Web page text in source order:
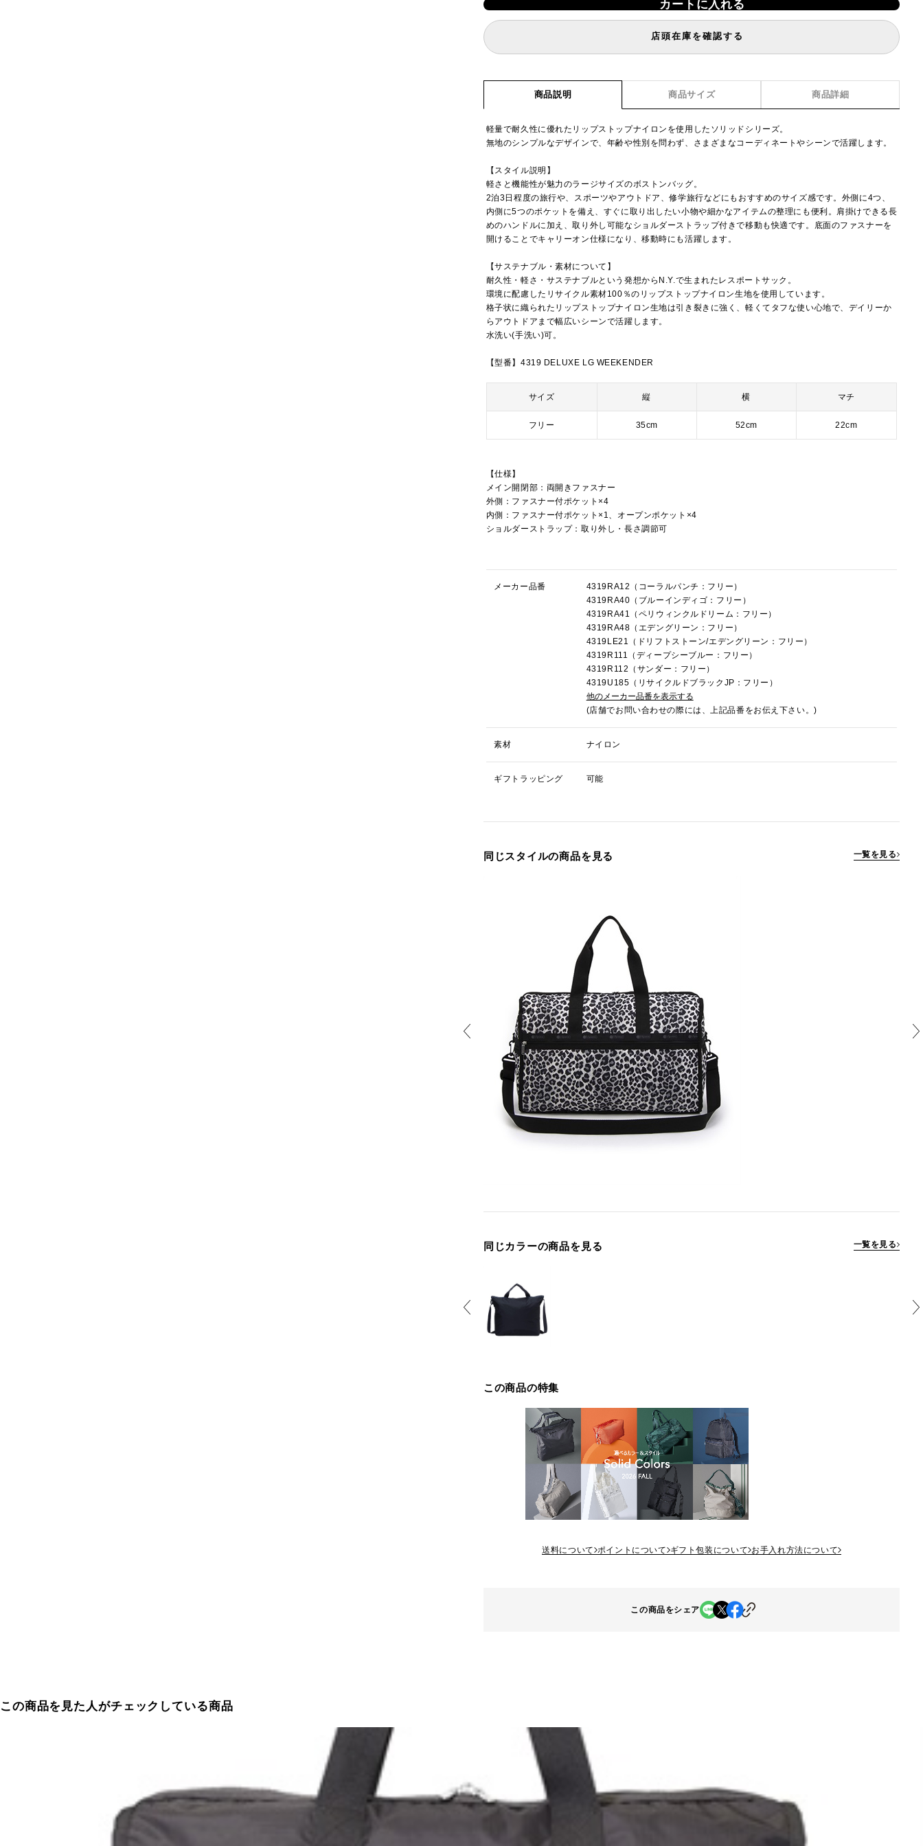
カートに入れる
店頭在庫を確認する
商品説明 商品サイズ 商品詳細
軽量で耐久性に優れたリップストップナイロンを使用したソリッドシリーズ。
無地のシンプルなデザインで、年齢や性別を問わず、さまざまなコーディネートやシーンで活躍します。
【スタイル説明】
軽さと機能性が魅力のラージサイズのボストンバッグ。
2泊3日程度の旅行や、スポーツやアウトドア、修学旅行などにもおすすめのサイズ感です。外側に4つ、
内側に5つのポケットを備え、すぐに取り出したい小物や細かなアイテムの整理にも便利。肩掛けできる長
めのハンドルに加え、取り外し可能なショルダーストラップ付きで移動も快適です。底面のファスナーを
開けることでキャリーオン仕様になり、移動時にも活躍します。
【サステナブル・素材について】
耐久性・軽さ・サステナブルという発想からN.Y.で生まれたレスポートサック。
環境に配慮したリサイクル素材100％のリップストップナイロン生地を使用しています。
格子状に織られたリップストップナイロン生地は引き裂きに強く、軽くてタフな使い心地で、デイリーか
らアウトドアまで幅広いシーンで活躍します。
水洗い(手洗い)可。
【型番】4319 DELUXE LG WEEKENDER
サイズ 縦 横 マチ
フリー 35cm 52cm 22cm
【仕様】
メイン開閉部：両開きファスナー
外側：ファスナー付ポケット×4
内側：ファスナー付ポケット×1、オープンポケット×4
ショルダーストラップ：取り外し・長さ調節可
メーカー品番
4319RA12（コーラルパンチ：フリー）
4319RA40（ブルーインディゴ：フリー）
4319RA41（ペリウィンクルドリーム：フリー）
4319RA48（エデングリーン：フリー）
4319LE21（ドリフトストーン/エデングリーン：フリー）
4319R111（ディープシーブルー：フリー）
4319R112（サンダー：フリー）
4319U185（リサイクルドブラックJP：フリー）
他のメーカー品番を表示する
(店舗でお問い合わせの際には、上記品番をお伝え下さい。)
素材 ナイロン
ギフトラッピング 可能
同じスタイルの商品を見る 一覧を見る
同じカラーの商品を見る 一覧を見る
この商品の特集
送料について ポイントについて ギフト包装について お手入れ方法について
この商品をシェア
この商品を見た人がチェックしている商品